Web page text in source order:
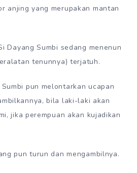
anjing yang merupakan mantan
Dayang Sumbi sedang menenun
tenunnya) terjatuh.
pun melontarkan ucapan
bila laki-laki akan
jika perempuan akan kujadikan
pun turun dan mengambilnya.